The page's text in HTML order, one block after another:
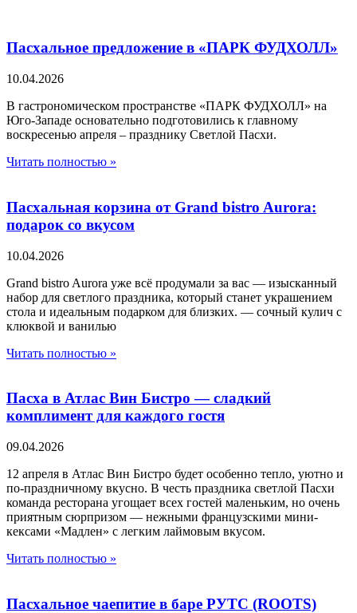
Пасхальное предложение в «ПАРК ФУДХОЛЛ»
10.04.2026
В гастрономическом пространстве «ПАРК ФУДХОЛЛ» на
Юго-Западе основательно подготовились к главному
воскресенью апреля – празднику Светлой Пасхи.
Читать полностью »
Пасхальная корзина от Grand bistro Aurora:
подарок со вкусом
10.04.2026
Grand bistro Aurora уже всё продумали за вас — изысканный
набор для светлого праздника, который станет украшением
стола и идеальным подарком для близких. — сочный кулич с
клюквой и ванилью
Читать полностью »
Пасха в Атлас Вин Бистро — сладкий
комплимент для каждого гостя
09.04.2026
12 апреля в Атлас Вин Бистро будет особенно тепло, уютно и
по-праздничному вкусно. В честь праздника светлой Пасхи
команда ресторана угощает всех гостей маленьким, но очень
приятным сюрпризом — нежными французскими мини-
кексами «Мадлен» с легким лаймовым вкусом.
Читать полностью »
Пасхальное чаепитие в баре РУТС (ROOTS)